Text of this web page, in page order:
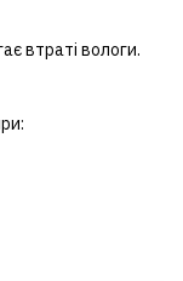
втраті вологи.